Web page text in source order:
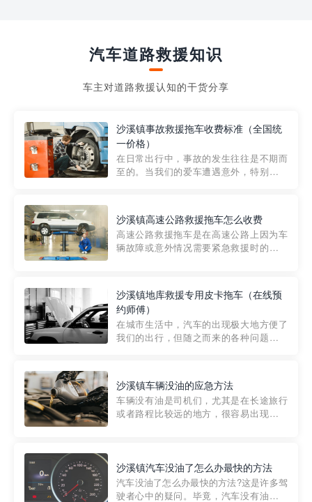
汽车道路救援知识
车主对道路救援认知的干货分享
沙溪镇事故救援拖车收费标准（全国统
一价格）
在日常出行中，事故的发生往往是不期而
至的。当我们的爱车遭遇意外，特别是在
细解析一下市区事故救援拖车的收费标
准，以及在选用拖车服务时应注...
沙溪镇高速公路救援拖车怎么收费
高速公路救援拖车是在高速公路上因为车
辆故障或意外情况需要紧急救援时的必备
路救援拖车的收费标准是由当地交通管理
部门制定的。起步价通...
沙溪镇地库救援专用皮卡拖车（在线预
约师傅）
在城市生活中，汽车的出现极大地方便了
我们的出行，但随之而来的各种问题也让
紧急情况下，我们需要一种高效可靠的救
援方式。而这时，地库救援专...
沙溪镇车辆没油的应急方法
车辆没有油是司机们，尤其是在长途旅行
或者路程比较远的地方，很容易出现这种
的送油师傅，解决没油的紧急情况。 首
先，让我们来了解一下穿...
沙溪镇汽车没油了怎么办最快的方法
汽车没油了怎么办最快的方法?这是许多驾
驶者心中的疑问。毕竟，汽车没有油就无